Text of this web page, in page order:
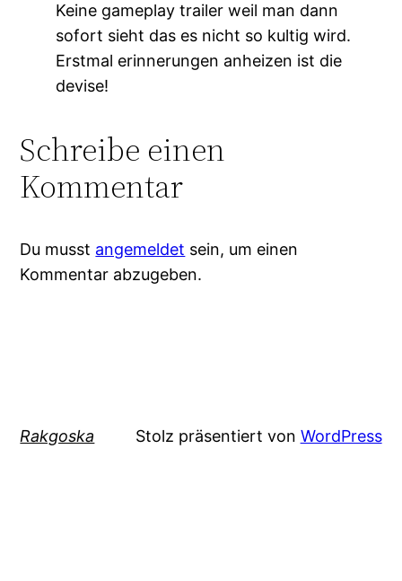
Keine gameplay trailer weil man dann
sofort sieht das es nicht so kultig wird.
Erstmal erinnerungen anheizen ist die
devise!
Schreibe einen
Kommentar
Du musst angemeldet sein, um einen
Kommentar abzugeben.
Rakgoska Stolz präsentiert von WordPress